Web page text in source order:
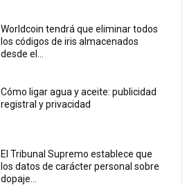
Worldcoin tendrá que eliminar todos
los códigos de iris almacenados
desde el...
Cómo ligar agua y aceite: publicidad
registral y privacidad
El Tribunal Supremo establece que
los datos de carácter personal sobre
dopaje...